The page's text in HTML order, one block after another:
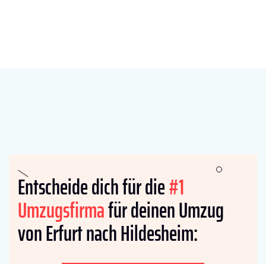
Entscheide dich für die#1
Umzugsfirmafür deinen Umzug
von Erfurt nach Hildesheim: